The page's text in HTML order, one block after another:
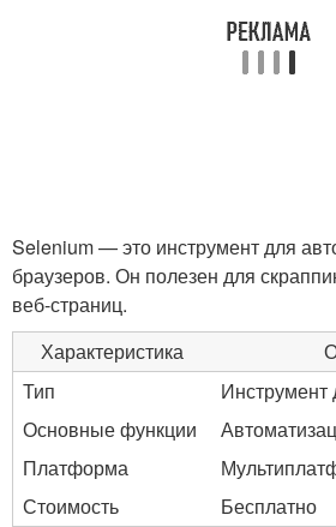
Selenium — это инструмент для
браузеров. Он полезен для
веб-страниц.
Характеристика
Тип
Инструмент
Основные функции
Платформа
Стоимость
Бесплатно